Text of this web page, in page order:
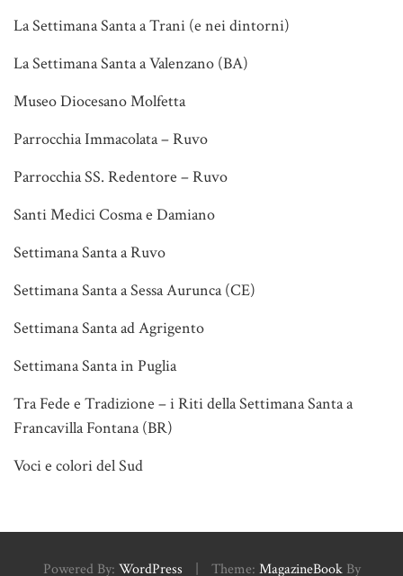
La Settimana Santa a Trani (e nei dintorni)
La Settimana Santa a Valenzano (BA)
Museo Diocesano Molfetta
Parrocchia Immacolata – Ruvo
Parrocchia SS. Redentore – Ruvo
Santi Medici Cosma e Damiano
Settimana Santa a Ruvo
Settimana Santa a Sessa Aurunca (CE)
Settimana Santa ad Agrigento
Settimana Santa in Puglia
Tra Fede e Tradizione – i Riti della Settimana Santa a
Francavilla Fontana (BR)
Voci e colori del Sud
Powered By: WordPress Theme: MagazineBookBy